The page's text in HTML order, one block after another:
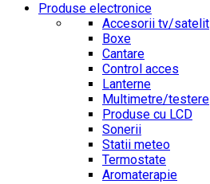
Produse electronice
Accesorii tv/satelit
Boxe
Cantare
Control acces
Lanterne
Multimetre/testere
Produse cu LCD
Sonerii
Statii meteo
Termostate
Aromaterapie